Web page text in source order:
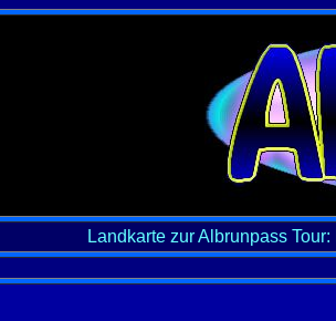
Landkarte zur Albrunpass Tour: